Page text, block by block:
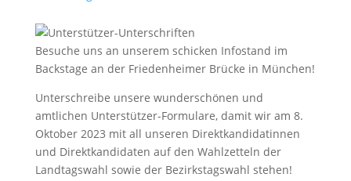
Besuche uns an unserem schicken Infostand im
Backstage an der Friedenheimer Brücke in München!
Unterschreibe unsere wunderschönen und
amtlichen Unterstützer-Formulare, damit wir am 8.
Oktober 2023 mit all unseren Direktkandidatinnen
und Direktkandidaten auf den Wahlzetteln der
Landtagswahl sowie der Bezirkstagswahl stehen!